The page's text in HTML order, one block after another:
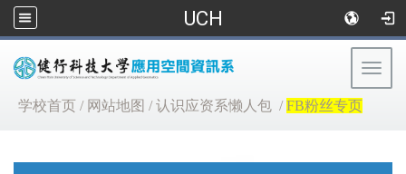
UCH
学校首页 / 网站地图 /认识应资系懒人包 /FB粉丝专页